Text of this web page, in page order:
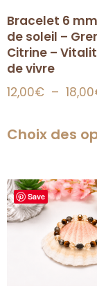
Bracelet 6
de soleil –
Citrine –
de vivre
12,00€ – 18,00
Choix des
Save